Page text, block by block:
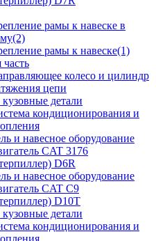
рамы к навеске в
рамы к навеске(1)
часть
колесо и цилиндр
цепи
детали
кондиционирования и
и навесное оборудование
CAT 3176
D6R
и навесное оборудование
CAT C9
D10T
детали
кондиционирования и